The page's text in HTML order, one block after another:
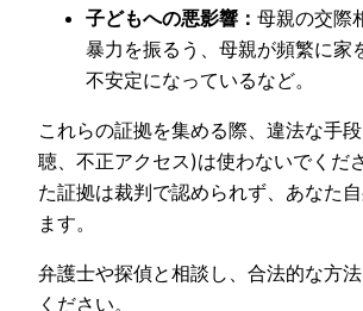
子どもへの悪影響： 母親の交際
暴力を振るう、母親が頻繁に家
不安定になっているなど。
これらの証拠を集める際、違法な手
聴、不正アクセス)は使わないでくだ
た証拠は裁判で認められず、あなた
ます。
弁護士や探偵と相談し、合法的な方
ください。